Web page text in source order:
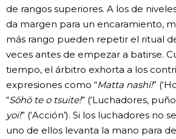
de rangos superiores. A los de
da margen para un encaramiento,
más rango pueden repetir el ritual
veces antes de empezar a batirse.
tiempo, el árbitro exhorta a los
expresiones como “Matta nashi!”
“Sōhō te o tsuite!” (‘Luchadores,
yoi!” (‘Acción’). Si los luchadores no
uno de ellos levanta la mano para